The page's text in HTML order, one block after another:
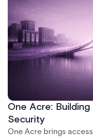
One Acre:
Security
One Acre brings